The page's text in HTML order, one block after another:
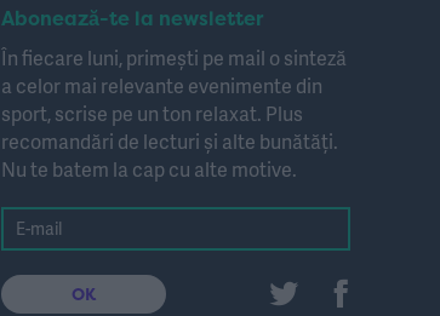
Abonează-te la newsletter
În fiecare luni, primești pe mail o sinteză
a celor mai relevante evenimente din
sport, scrise pe un ton relaxat. Plus
recomandări de lecturi și alte bunătăți.
Nu te batem la cap cu alte motive.